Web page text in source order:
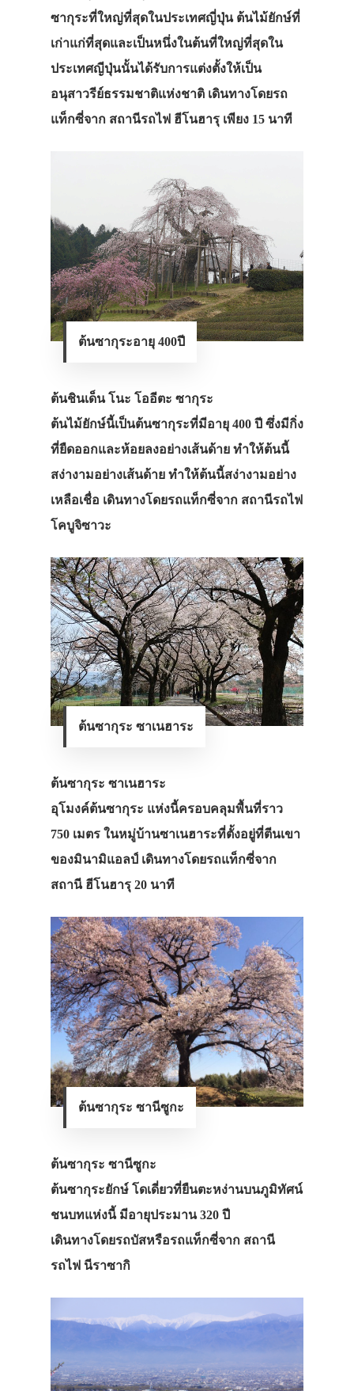
ซากุระที่ใหญ่ที่สุดในประเทศญี่ปุ่น ต้นไม้ยักษ์ที่
เก่าแก่ที่สุดและเป็นหนึ่งในต้นที่ใหญ่ที่สุดใน
ประเทศญีปุ่นนั้นได้รับการแต่งตั้งให้เป็น
อนุสาวรีย์ธรรมชาติแห่งชาติ เดินทางโดยรถ
แท็กซี่จาก สถานีรถไฟ ฮีโนฮารุ เพียง 15 นาที
ต้นซากุระอายุ 400ปี
ต้นชินเด็น โนะ โออีตะ ซากุระ
ต้นไม้ยักษ์นี้เป็นต้นซากุระที่มีอายุ 400 ปี ซึ่งมีกิ่ง
ที่ยืดออกและห้อยลงอย่างเส้นด้าย ทำให้ต้นนี้
สง่างามอย่างเส้นด้าย ทำให้ต้นนี้สง่างามอย่าง
เหลือเชื่อ เดินทางโดยรถแท็กซี่จาก สถานีรถไฟ
โคบูจิซาวะ
ต้นซากุระ ซาเนฮาระ
ต้นซากุระ ซาเนฮาระ
อุโมงค์ต้นซากุระ แห่งนี้ครอบคลุมพื้นที่ราว
750 เมตร ในหมู่บ้านซาเนฮาระที่ตั้งอยู่ที่ตีนเขา
ของมินามิแอลป์ เดินทางโดยรถแท็กซี่จาก
สถานี ฮีโนฮารุ 20 นาที
ต้นซากุระ ซานีซูกะ
ต้นซากุระ ซานีซูกะ
ต้นซากุระยักษ์ โดเดี่ยวที่ยืนตะหง่านบนภูมิทัศน์
ชนบทแห่งนี้ มีอายุประมาน 320 ปี
เดินทางโดยรถบัสหรือรถแท็กซี่จาก สถานี
รถไฟ นีราซากิ